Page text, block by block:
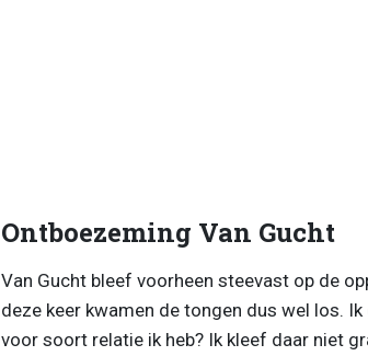
Ontboezeming Van Gucht
Van Gucht bleef voorheen steevast op de
deze keer kwamen de tongen dus wel los.
voor soort relatie ik heb? Ik kleef daar niet